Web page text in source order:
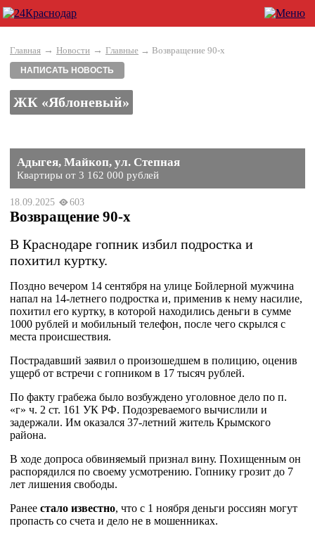
Главная → Новости → Главные → Возвращение 90-х
НАПИСАТЬ НОВОСТЬ
ЖК «Яблоневый»
Адыгея, Майкоп, ул. Степная
Квартиры от 3 162 000 рублей
18.09.2025 603
Возвращение 90-х
В Краснодаре гопник избил подростка и
похитил куртку.
Поздно вечером 14 сентября на улице Бойлерной мужчина
напал на 14-летнего подростка и, применив к нему насилие,
похитил его куртку, в которой находились деньги в сумме
1000 рублей и мобильный телефон, после чего скрылся с
места происшествия.
Пострадавший заявил о произошедшем в полицию, оценив
ущерб от встречи с гопником в 17 тысяч рублей.
По факту грабежа было возбуждено уголовное дело по п.
«г» ч. 2 ст. 161 УК РФ. Подозреваемого вычислили и
задержали. Им оказался 37-летний житель Крымского
района.
В ходе допроса обвиняемый признал вину. Похищенным он
распорядился по своему усмотрению. Гопнику грозит до 7
лет лишения свободы.
Ранее стало известно, что с 1 ноября деньги россиян могут
пропасть со счета и дело не в мошенниках.